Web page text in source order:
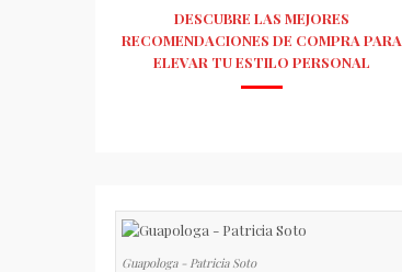
DESCUBRE LAS MEJORES
RECOMENDACIONES DE COMPRA PARA
ELEVAR TU ESTILO PERSONAL
Guapologa - Patricia Soto